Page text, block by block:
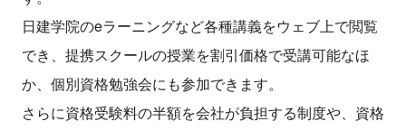
日建学院のeラーニングなど各種講義をウェブ上で閲覧
でき、提携スクールの授業を割引価格で受講可能なほ
か、個別資格勉強会にも参加できます。
さらに資格受験料の半額を会社が負担する制度や、資格